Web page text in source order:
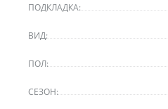
ПОДКЛАДКА:
ВИД:
ПОЛ:
СЕЗОН: